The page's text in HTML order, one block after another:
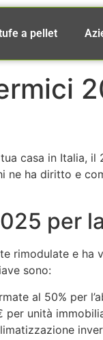
a pellet
casa in Italia,
ha diritto e
per
rimodulate e
sono:
al 50% per
unità